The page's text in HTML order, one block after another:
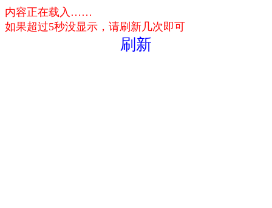
内容正在载入……
如果超过5秒没显示，请刷新几次即可
刷新